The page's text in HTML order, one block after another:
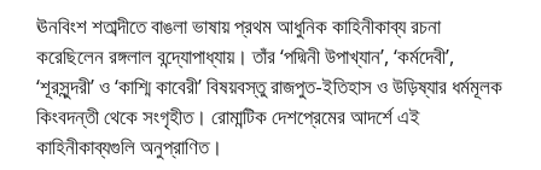
ঊনবিংশ শতাব্দীতে বাঙলা ভাষায় প্রথম আধুনিক কাহিনীকাব্য রচনা
করেছিলেন রঙ্গলাল বন্দ্যোপাধ্যায়। তাঁর ‘পদ্মিনী উপাখ্যান’, ‘কর্মদেবী’,
‘শূরসুন্দরী’ ও ‘কাশ্মি কাবেরী’ বিষয়বস্তু রাজপুত-ইতিহাস ও উড়িষ্যার ধর্মমূলক
কিংবদন্তী থেকে সংগৃহীত। রোমান্টিক দেশপ্রেমের আদর্শে এই
কাহিনীকাব্যগুলি অনুপ্রাণিত।